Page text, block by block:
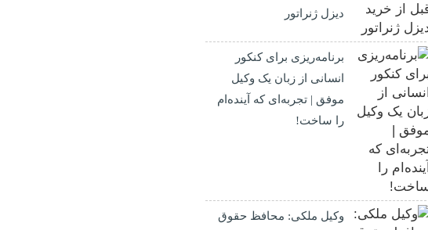
دیزل ژنراتور
برنامه‌ریزی برای کنکور
انسانی از زبان یک وکیل
موفق | تجربه‌ای که آینده‌ام
را ساخت!
وکیل ملکی: محافظ حقوق